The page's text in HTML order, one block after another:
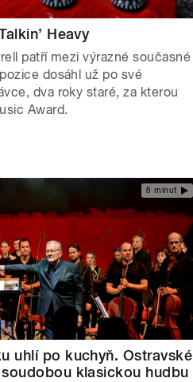
Heavy
patří mezi výrazné současné
dosáhl už po své
dva roky staré, za kterou
Award.
6 minut
uhlí po kuchyň. Ostravské
klasickou hudbu